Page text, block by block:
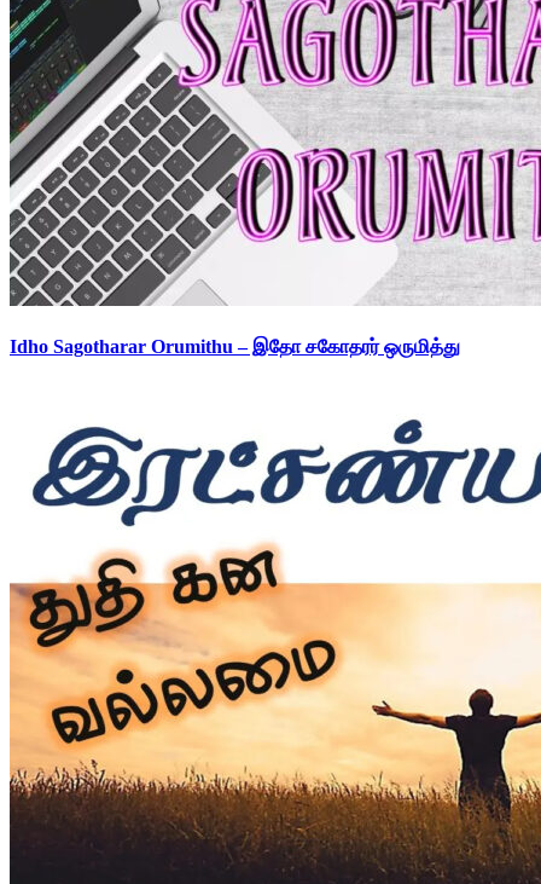
Idho Sagotharar Orumithu – இதோ சகோதரர் ஒருமித்து